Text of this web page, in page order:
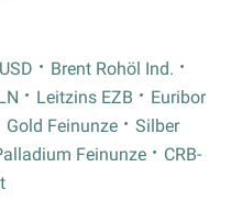
Brent Rohöl Ind.
Leitzins EZB
Euribor
Gold Feinunze
Silber
Feinunze
CRB-